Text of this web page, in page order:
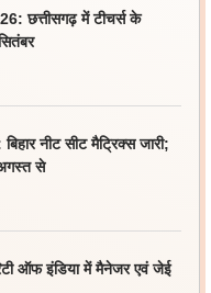
छत्तीसगढ़ में टीचर्स के
नीट सीट मैट्रिक्स जारी;
से
ऑफ इंडिया में मैनेजर एवं जेई